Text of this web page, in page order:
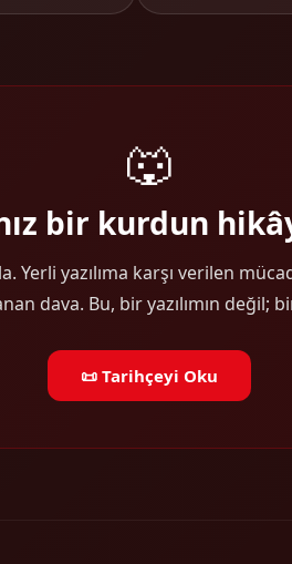
🐺
bir kurdun
Yerli yazılıma karşı verilen
dava. Bu, bir yazılımın değil;
📜 Tarihçeyi Oku